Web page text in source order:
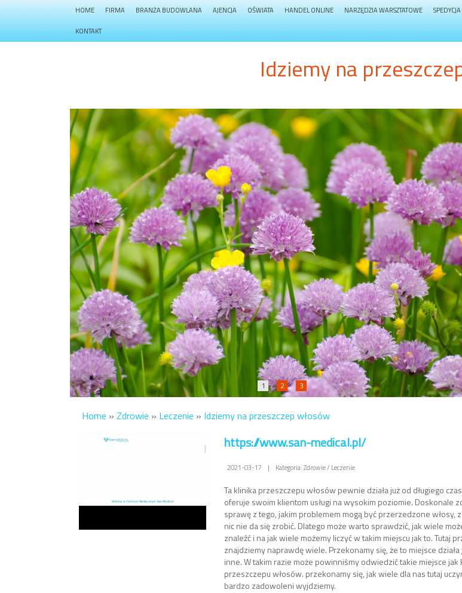
HOME FIRMA BRANŻA BUDOWLANA AJENCJA OŚWIATA HANDEL ONLINE NARZĘDZIA WARSZTATOWE SPEDYCJA
KONTAKT
Idziemy na
1 2 3
Home » Zdrowie » Leczenie » Idziemy na przeszczep włosów
https://www.san-medical.pl/
2021-03-17 | Kategoria: Zdrowie / Leczenie
Ta klinika przeszczepu włosów pewnie działa już od długiego
oferuje swoim klientom usługi na wysokim poziomie. Doskonale
sprawę z tego, jakim problemem mogą być przerzedzone włosy,
nic nie da się zrobić. Dlatego może warto sprawdzić, jak wiele
znaleźć i na jak wiele możemy liczyć w takim miejscu jak to. Tutaj
znajdziemy naprawdę wiele. Przekonamy się, że to miejsce działa
inne. W takim razie może powinniśmy odwiedzić takie miejsce jak
przeszczepu włosów. przekonamy się, jak wiele dla nas tutaj
bardzo zadowoleni wyjdziemy.